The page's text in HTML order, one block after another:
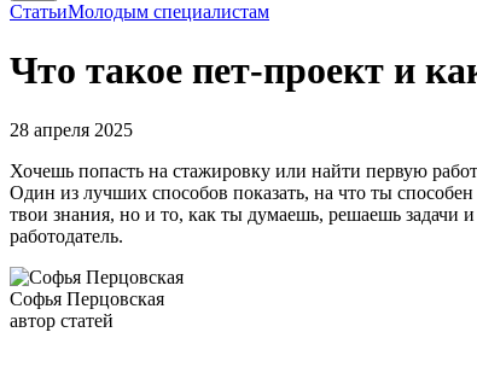
СтатьиМолодым специалистам
Что такое пет-проект и
28 апреля 2025
Хочешь попасть на стажировку или найти первую
Один из лучших способов показать, на что ты
твои знания, но и то, как ты думаешь, решаешь задачи
работодатель.
Софья Перцовская
автор статей